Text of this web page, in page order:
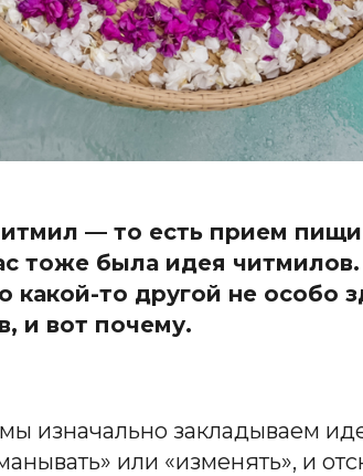
— то есть прием
тоже была идея читмилов.
то другой не особо
и вот почему.
изначально закладываем
или «изменять», и